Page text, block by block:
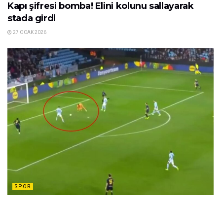
Kapı şifresi bomba! Elini kolunu sallayarak
stada girdi
27 OCAK 2026
SPOR